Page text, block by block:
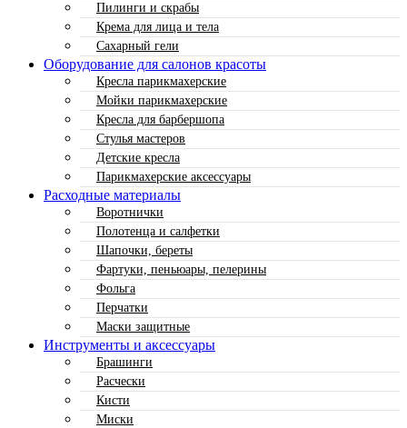
Пилинги и скрабы
Крема для лица и тела
Сахарный гели
Оборудование для салонов красоты
Кресла парикмахерские
Мойки парикмахерские
Кресла для барбершопа
Стулья мастеров
Детские кресла
Парикмахерские аксессуары
Расходные материалы
Воротнички
Полотенца и салфетки
Шапочки, береты
Фартуки, пеньюары, пелерины
Фольга
Перчатки
Маски защитные
Инструменты и аксессуары
Брашинги
Расчески
Кисти
Миски